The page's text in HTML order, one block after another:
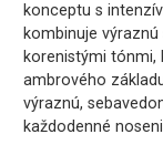
konceptu s
kombinuje
korenistými tónmi,
ambrového
výraznú,
každodenné